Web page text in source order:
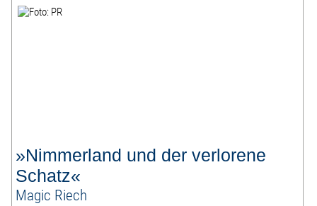
»Nimmerland und der verlorene
Schatz«
Magic Riech